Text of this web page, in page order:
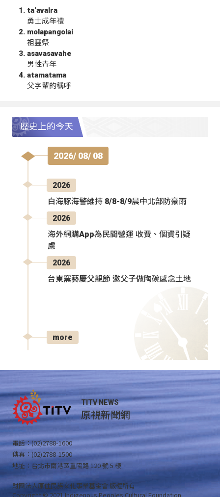
ta‘avalra
勇士成年禮
molapangolai
祖靈祭
asavasavahe
男性青年
atamatama
父字輩的稱呼
歷史上的今天
2026/ 08/ 08
2026
白海豚海警維持 8/8-8/9晨中北部防豪雨
2026
海外網購App為民間營運 收費、個資引疑
慮
2026
台東窯藝慶父親節 邀父子做陶碗感念土地
more
TITV NEWS
原視新聞網
電話：(02)2788-1600
傳真：(02)2788-1500
地址：台北市南港區重陽路 120 號 5 樓
財團法人原住民族文化事業基金會 版權所有
Copyright © 2021 Indigenous Peoples Cultural Foundation